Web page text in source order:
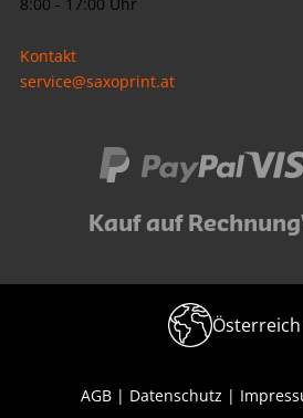
8:00 - 17:00 Uhr
Kontakt
service@saxoprint.at
Kauf auf Rechnung
Österreich
AGB Datenschutz